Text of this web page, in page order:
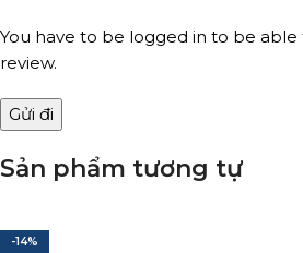
You have to be logged in to be
review.
Sản phẩm tương tự
-14%